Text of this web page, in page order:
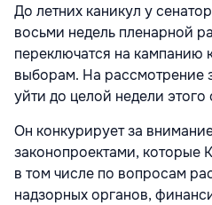
До летних каникул у
восьми недель пленарной
переключатся на кампанию
выборам. На рассмотрение
уйти до целой недели
Он конкурирует за
законопроектами, которые
в том числе по вопросам
надзорных органов,